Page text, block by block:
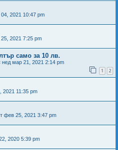
2021 10:47 pm
2021 7:25 pm
само за 10 лв.
нед мар 21, 2021 2:14 pm
1 2
2021 11:35 pm
фев 25, 2021 3:47 pm
2020 5:39 pm